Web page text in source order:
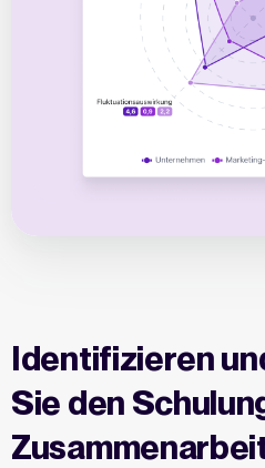
Identifizieren
Sie den